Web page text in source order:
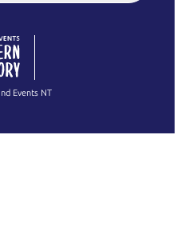
繁體中文
Events NT